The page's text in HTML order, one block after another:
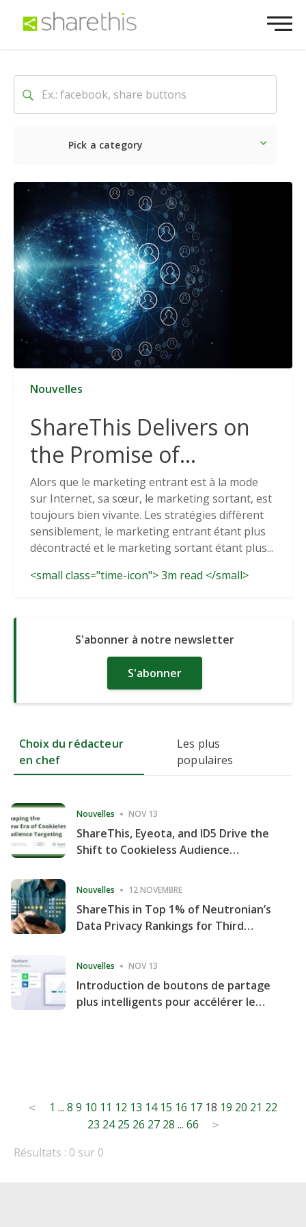
Pick a category
Dernière Sociale
Nouvelles
ShareThis Delivers on
the Promise of
Cookieless Data
Solutions
Alors que le marketing entrant est à la mode
sur Internet, sa sœur, le marketing sortant, est
toujours bien vivante. Les stratégies diffèrent
sensiblement, le marketing entrant étant plus
décontracté et le marketing sortant étant plus...
<small class="time-icon"> 3m read </small>
S'abonner à notre newsletter
S'abonner
Choix du rédacteur
en chef
Les plus
populaires
Nouvelles NOV 13
ShareThis, Eyeota, and ID5 Drive the
Shift to Cookieless Audience
Nouvelles 12 NOVEMBRE
ShareThis in Top 1% of Neutronian’s
Data Privacy Rankings for Third
Nouvelles NOV 13
Introduction de boutons de partage
plus intelligents pour accélérer le
Posts
pagination
< 1 ... 8 9 10 11 12 13 14 15 16 17 18 19 20 21 22
23 24 25 26 27 28 ... 66 >
Résultats : 0 sur 0